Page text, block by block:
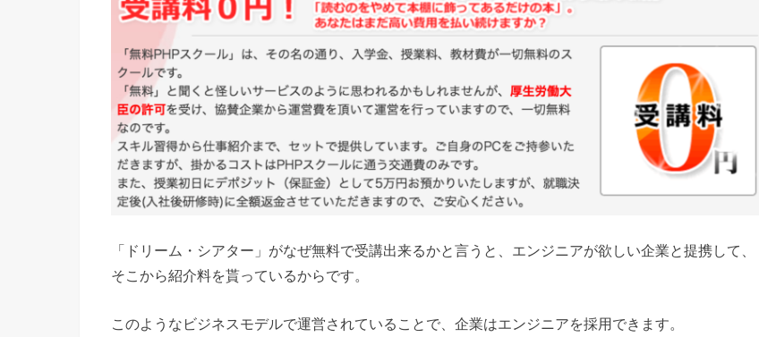
「ドリーム・シアター」がなぜ無料で受講出来るかと言うと、エンジニアが欲しい企業と提携して、
そこから紹介料を貰っているからです。
このようなビジネスモデルで運営されていることで、企業はエンジニアを採用できます。